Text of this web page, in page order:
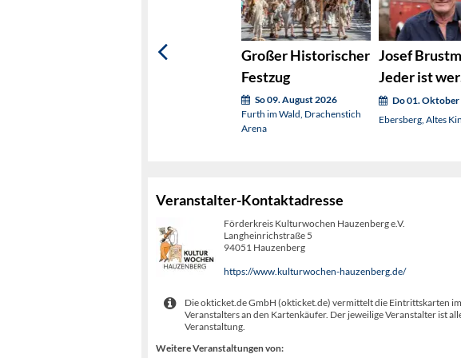
Großer Historischer
Festzug
So 09. August 2026
Furth im Wald, Drachenstich
Arena
Josef
Jeder ist wer
Do 01.
Ebersberg, Altes
Veranstalter-Kontaktadresse
Förderkreis Kulturwochen Hauzenberg e.V.
Langheinrichstraße 5
94051 Hauzenberg
https://www.kulturwochen-hauzenberg.de/
Die okticket.de GmbH (okticket.de) vermittelt die Eintrittskarten
Veranstalters an den Kartenkäufer. Der jeweilige Veranstalter ist
Veranstaltung.
Weitere Veranstaltungen von: